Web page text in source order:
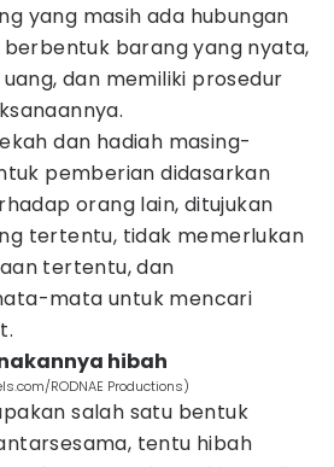
yang masih ada hubungan
berbentuk barang yang nyata,
dan memiliki prosedur
dan hadiah masing-
pemberian didasarkan
orang lain, ditujukan
tertentu, tidak memerlukan
tertentu, dan
mata untuk mencari
hibah
RODNAE Productions)
salah satu bentuk
tentu hibah